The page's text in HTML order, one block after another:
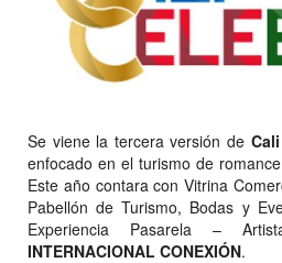
Se viene la tercera versión de
enfocado en el turismo de
Este año contara con Vitrina
Pabellón de Turismo, Bodas y
Experiencia Pasarela –
INTERNACIONAL CONEXIÓN.